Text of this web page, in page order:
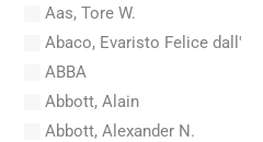
Aas, Tore W.
Abaco, Evaristo Felice dall'
ABBA
Abbott, Alain
Abbott, Alexander N.